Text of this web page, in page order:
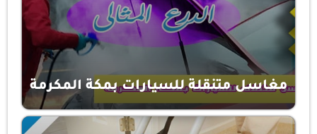
مغاسل متنقلة للسيارات بمكة المكرمة